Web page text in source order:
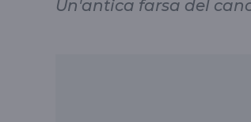
Un'antica farsa del